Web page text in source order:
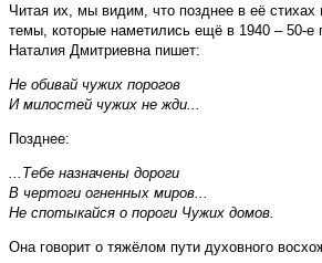
Читая их, мы видим, что позднее в её стихах
темы, которые наметились ещё в 1940 – 50-е
Наталия Дмитриевна пишет:
Не обивай чужих порогов
И милостей чужих не жди...
Позднее:
...Тебе назначены дороги
В чертоги огненных миров...
Не спотыкайся о пороги Чужих домов.
Она говорит о тяжёлом пути духовного